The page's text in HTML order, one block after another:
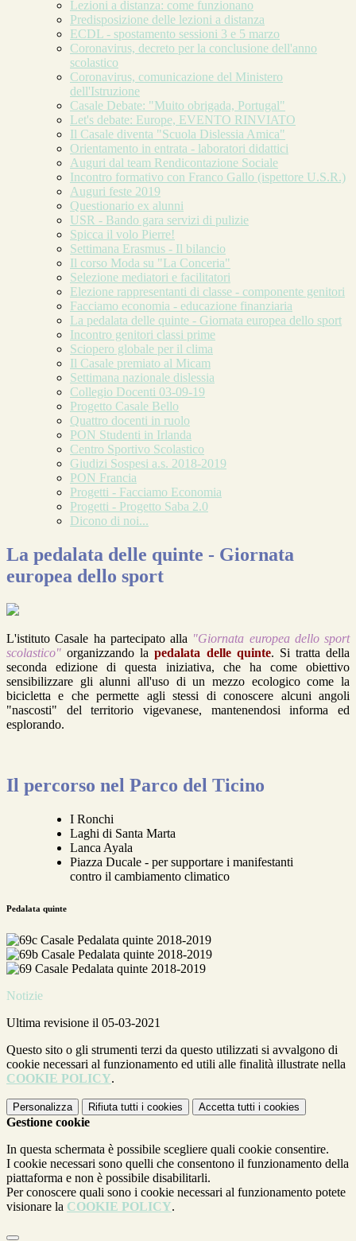
Lezioni a distanza: come funzionano
Predisposizione delle lezioni a distanza
ECDL - spostamento sessioni 3 e 5 marzo
Coronavirus, decreto per la conclusione dell'anno
scolastico
Coronavirus, comunicazione del Ministero
dell'Istruzione
Casale Debate: "Muito obrigada, Portugal"
Let's debate: Europe, EVENTO RINVIATO
Il Casale diventa "Scuola Dislessia Amica"
Orientamento in entrata - laboratori didattici
Auguri dal team Rendicontazione Sociale
Incontro formativo con Franco Gallo (ispettore U.S.R.)
Auguri feste 2019
Questionario ex alunni
USR - Bando gara servizi di pulizie
Spicca il volo Pierre!
Settimana Erasmus - Il bilancio
Il corso Moda su "La Conceria"
Selezione mediatori e facilitatori
Elezione rappresentanti di classe - componente genitori
Facciamo economia - educazione finanziaria
La pedalata delle quinte - Giornata europea dello sport
Incontro genitori classi prime
Sciopero globale per il clima
Il Casale premiato al Micam
Settimana nazionale dislessia
Collegio Docenti 03-09-19
Progetto Casale Bello
Quattro docenti in ruolo
PON Studenti in Irlanda
Centro Sportivo Scolastico
Giudizi Sospesi a.s. 2018-2019
PON Francia
Progetti - Facciamo Economia
Progetti - Progetto Saba 2.0
Dicono di noi...
La pedalata delle quinte - Giornata
europea dello sport
L'istituto Casale ha partecipato alla "Giornata europea dello sport
scolastico" organizzando lapedalata delle quinte. Si tratta della
seconda edizione di questa iniziativa, che ha come obiettivo
sensibilizzare gli alunni all'uso di un mezzo ecologico come la
bicicletta e che permette agli stessi di conoscere alcuni angoli
"nascosti" del territorio vigevanese, mantenendosi informa ed
esplorando.
Il percorso nel Parco del Ticino
I Ronchi
Laghi di Santa Marta
Lanca Ayala
Piazza Ducale - per supportare i manifestanti
contro il cambiamento climatico
Pedalata quinte
Notizie
Ultima revisione il 05-03-2021
Questo sito o gli strumenti terzi da questo utilizzati si avvalgono di
cookie necessari al funzionamento ed utili alle finalità illustrate nella
COOKIE POLICY.
Personalizza Rifiuta tutti i cookies Accetta tutti i cookies
Gestione cookie
In questa schermata è possibile scegliere quali cookie consentire.
I cookie necessari sono quelli che consentono il funzionamento della
piattaforma e non è possibile disabilitarli.
Per conoscere quali sono i cookie necessari al funzionamento potete
visionare la COOKIE POLICY.